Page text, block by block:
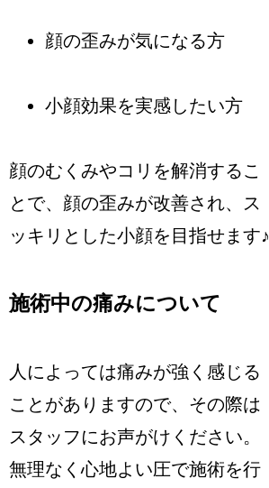
顔の歪みが気になる方
小顔効果を実感したい方
顔のむくみやコリを解消するこ
とで、顔の歪みが改善され、ス
ッキリとした小顔を目指せます♪
施術中の痛みについて
人によっては痛みが強く感じる
ことがありますので、その際は
スタッフにお声がけください。
無理なく心地よい圧で施術を行